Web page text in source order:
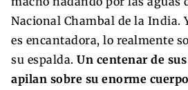
Nacional Chambal de la India.
es encantadora, lo realmente
su espalda. Un centenar de
apilan sobre su enorme cuerpo